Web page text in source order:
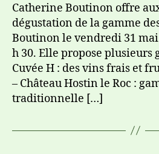
Catherine Boutinon offre
dégustation de la gamme
Boutinon le vendredi 31 mai
h 30. Elle propose plusieurs
Cuvée H : des vins frais et
– Château Hostin le Roc :
traditionnelle […]